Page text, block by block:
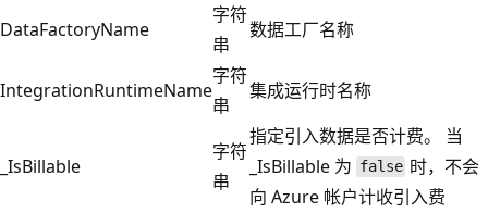
DataFactoryName
字符
串
数据工厂名称
IntegrationRuntimeName
字符
串
集成运行时名称
_IsBillable
字符
串
指定引入数据是否计费。 当
_IsBillable 为 false 时，不会
向 Azure 帐户计收引入费